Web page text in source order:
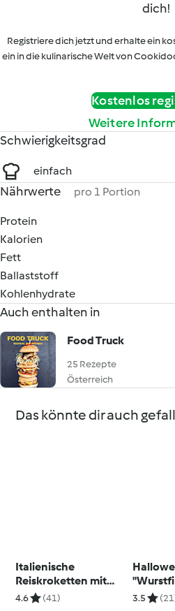
dich!
Registriere dich jetzt und erhalte ein
ein in die kulinarische Welt von
Kostenlos
Weitere
Schwierigkeitsgrad
einfach
Nährwerte pro 1 Portion
Protein
Kalorien
Fett
Ballaststoff
Kohlenhydrate
Auch enthalten in
Food Truck
25 Rezepte
Österreich
Das könnte dir auch
Italienische
Reiskroketten mit
Mozzarellakern
4.6 (41) 3.5